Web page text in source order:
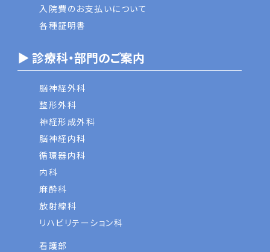
入院費のお支払いについて
各種証明書
▶ 診療科・部門のご案内
脳神経外科
整形外科
神経形成外科
脳神経内科
循環器内科
内科
麻酔科
放射線科
リハビリテーション科
看護部